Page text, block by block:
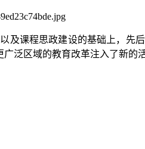
课程思政建设的基础上，先
泛区域的教育改革注入了新的活